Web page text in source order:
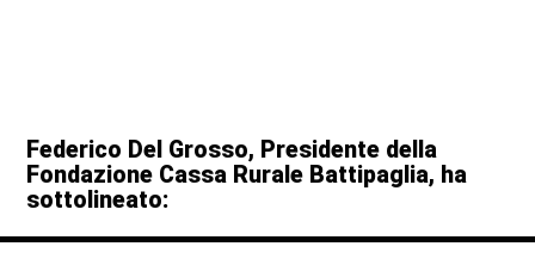
Federico Del Grosso, Presidente della
Fondazione Cassa Rurale Battipaglia, ha
sottolineato: